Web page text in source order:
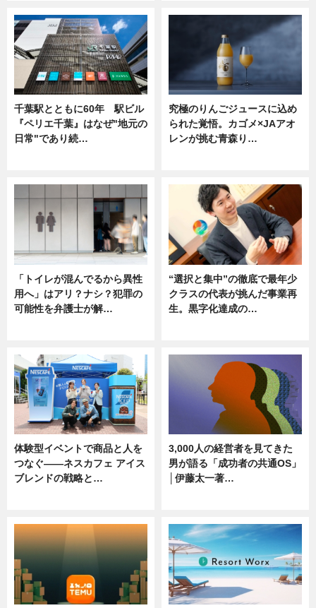
千葉駅とともに60年 駅ビル
『ペリエ千葉』はなぜ"地元の
日常"であり続…
究極のりんごジュースに込め
られた覚悟。カゴメ×JAアオ
レンが挑む青森り…
「トイレが混んでるから異性
用へ」はアリ？ナシ？犯罪の
可能性を弁護士が解…
“選択と集中”の徹底で最年少
クラスの代表が挑んだ事業再
生。黒字化達成の…
体験型イベントで商品と人を
つなぐ――ネスカフェ アイス
ブレンドの戦略と…
3,000人の経営者を見てきた
男が語る「成功者の共通OS」
│伊藤太一著…